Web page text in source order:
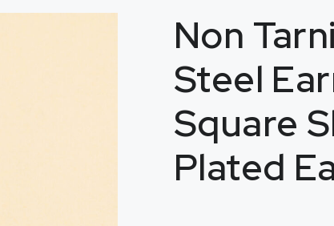
Non
Steel
Square
Plated